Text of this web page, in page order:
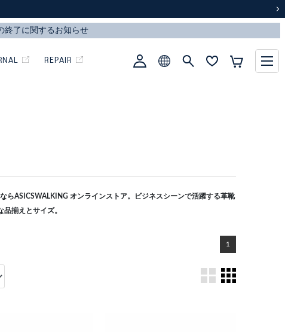
REPAIR
らASICSWALKING オンラインストア。ビジネスシーンで活躍する革靴
揃えとサイズ。
1